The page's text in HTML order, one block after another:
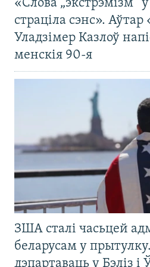
«Слова „экстрэмізм“
страціла сэнс». Аўтар
Уладзімер Казлоў
менскія 90-я
ЗША сталі часьцей
беларусам у
дэпартаваць у Бэліз